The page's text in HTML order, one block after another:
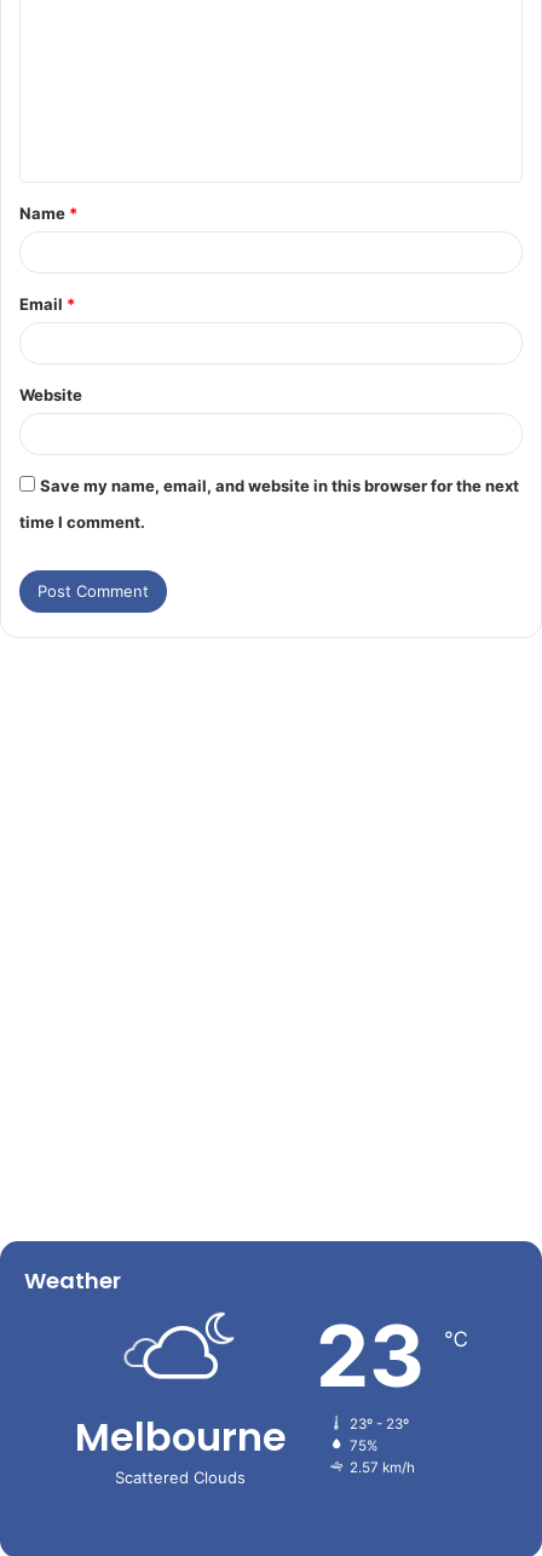
Name *
Email *
Website
Save my name, email, and website in this browser for the next
time I comment.
Weather
Melbourne
Scattered Clouds
23 ℃
23º - 23º
75%
2.57 km/h